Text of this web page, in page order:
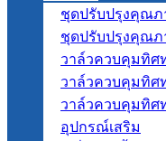
ชุดปรับปรุงคุณ
ชุดปรับปรุงคุณภ
วาล์วควบคุมทิศ
วาล์วควบคุมทิศ
วาล์วควบคุมทิศ
อุปกรณ์เสริม